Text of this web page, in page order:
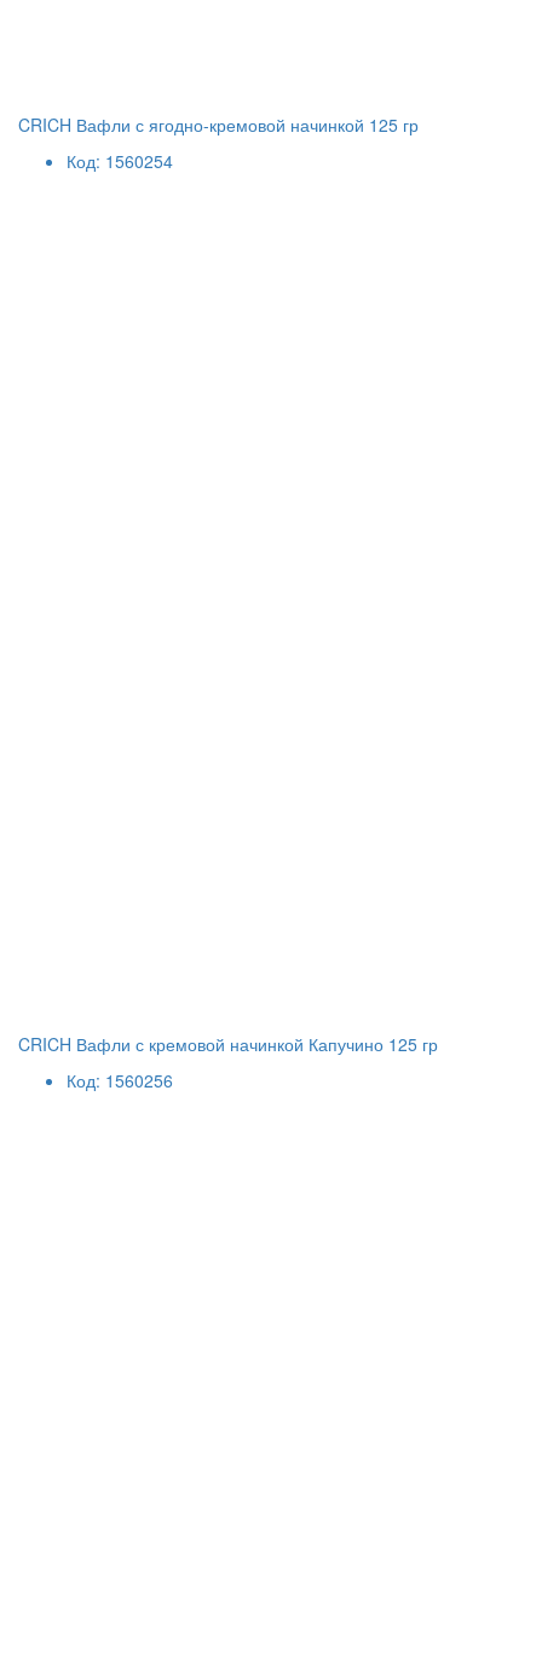
CRICH Вафли с ягодно-кремовой начинкой 125 гр
Код: 1560254
CRICH Вафли с кремовой начинкой Капучино 125 гр
Код: 1560256